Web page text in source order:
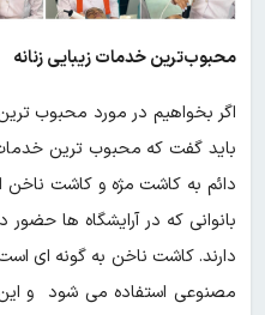
محبوب‌ترین خدمات زیبایی زنانه
اگر بخواهیم در مورد محبوب
باید گفت که محبوب ترین خدمات
دائم به کاشت مژه و کاشت ناخن
بانوانی که در آرایشگاه ها
دارند. کاشت ناخن به گونه ای
مصنوعی استفاده می شود و